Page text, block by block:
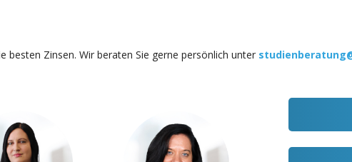
besten Zinsen. Wir beraten Sie gerne persönlich unter